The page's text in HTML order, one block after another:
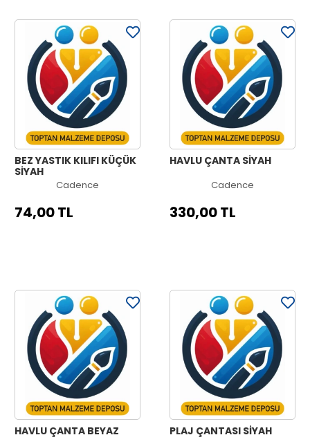
BEZ YASTIK KILIFI KÜÇÜK
SİYAH
Cadence
74,00 TL
HAVLU ÇANTA SİYAH
Cadence
330,00 TL
HAVLU ÇANTA BEYAZ PLAJ ÇANTASI SİYAH